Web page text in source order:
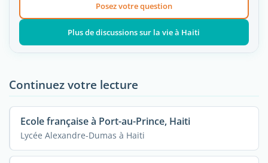
Posez votre question
Plus de discussions sur la vie à Haiti
Continuez votre lecture
Ecole française à Port-au-Prince, Haiti
Lycée Alexandre-Dumas à Haiti